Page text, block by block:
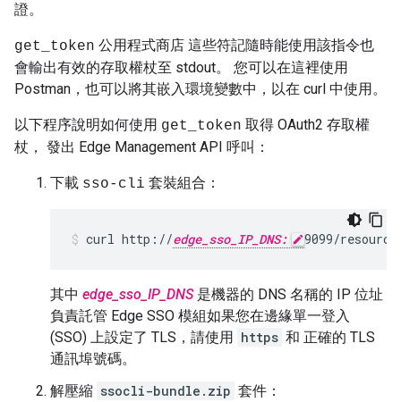
證。
get_token 公用程式商店 這些符記隨時能使用該指令也
會輸出有效的存取權杖至 stdout。 您可以在這裡使用
Postman，也可以將其嵌入環境變數中，以在 curl 中使用。
以下程序說明如何使用 get_token 取得 OAuth2 存取權
杖， 發出 Edge Management API 呼叫：
下載 sso-cli 套裝組合：
curl http://edge_sso_IP_DNS: 9099/
其中 edge_sso_IP_DNS是機器的 DNS 名稱的 IP 位址
負責託管 Edge SSO 模組如果您在邊緣單一登入
(SSO) 上設定了 TLS，請使用 https 和 正確的 TLS
通訊埠號碼。
解壓縮 ssocli-bundle.zip 套件：